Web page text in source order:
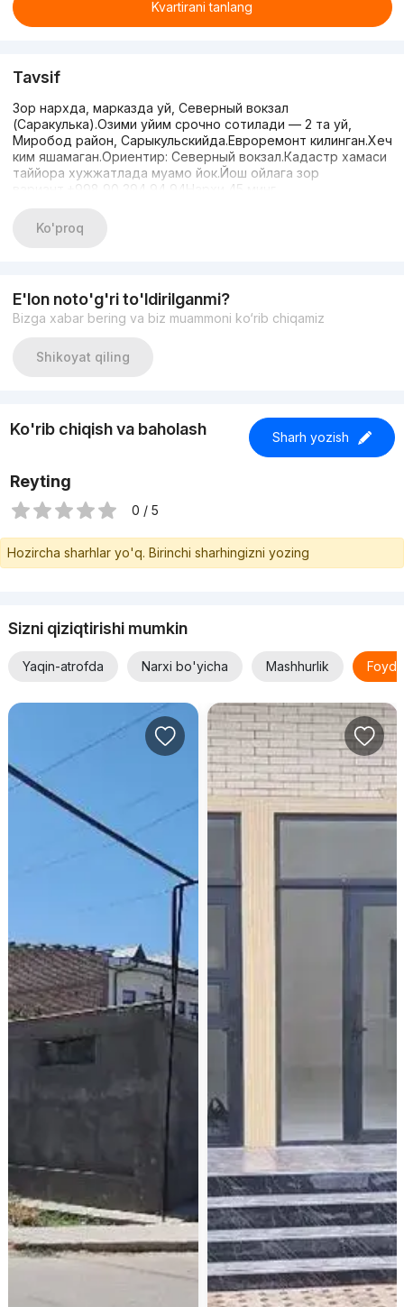
Kvartirani tanlang
Tavsif
Зор нархда, марказда уй, Северный вокзал
(Саракулька).Озими уйим срочно сотилади — 2 та уй,
Миробод район, Сарыкульскийда.Евроремонт килинган.Хеч
ким яшамаган.Ориентир: Северный вокзал.Кадастр хамаси
таййора хужжатлада муамо йок.Йош ойлага зор
вариант.+998 90 394 94 94Нархи 45 минг
Ko'proq
E'lon noto'g'ri to'ldirilganmi?
Bizga xabar bering va biz muammoni ko‘rib chiqamiz
Shikoyat qiling
Ko'rib chiqish va baholash Sharh yozish
Reyting
0 / 5
Hozircha sharhlar yo'q. Birinchi sharhingizni yozing
Sizni qiziqtirishi mumkin
Yaqin-atrofda Narxi bo'yicha Mashhurlik